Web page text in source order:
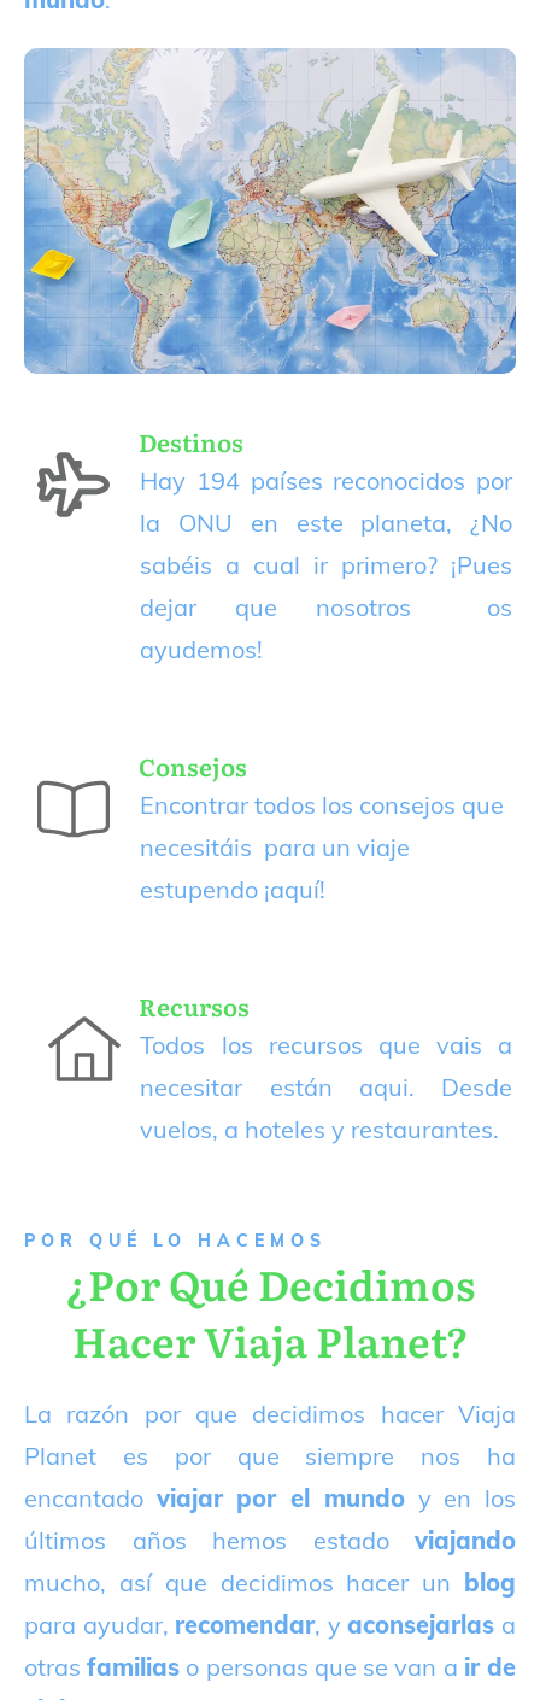
Destinos
Hay 194 países reconocidos por
la ONU en este planeta, ¿No
sabéis a cual ir primero? ¡Pues
dejar que nosotros os
ayudemos!
Consejos
Encontrar todos los consejos que
necesitáis para un viaje
estupendo ¡aquí!
Recursos
Todos los recursos que vais a
necesitar están aqui. Desde
vuelos, a hoteles y restaurantes.
P OR QUÉ LO HACEMOS
¿Por Qué Decidimos
Hacer Viaja Planet?
La razón por que decidimos hacer Viaja
Planet es por que siempre nos ha
encantado viajar por el mundoy en los
últimos años hemos estado viajando
mucho, así que decidimos hacer un blog
para ayudar, recomendar, yaconsejarlas a
otrasfamilias o personas que se van a ir de